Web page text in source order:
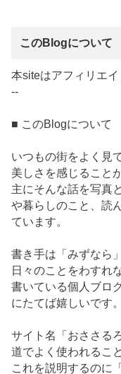
このBlogについて
本siteはアフィリエ
--
■ このBlogについて
いつもの街をよく見
美しさを感じること
主にそんな話を写真
や暮らしのこと、読
ています。
書き手は「みずなら
日々のことをわすれ
書いている個人ブロ
にたてば嬉しいです。
サイト名「おささる
道でよく使われるこ
これを説明するのに